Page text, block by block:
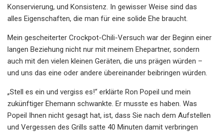
Konservierung, und Konsistenz. In gewisser Weise sind das
alles Eigenschaften, die man für eine solide Ehe braucht.
Mein gescheiterter Crockpot-Chili-Versuch war der Beginn einer
langen Beziehung nicht nur mit meinem Ehepartner, sondern
auch mit den vielen kleinen Geräten, die uns prägen würden –
und uns das eine oder andere übereinander beibringen würden.
„Stell es ein und vergiss es!“ erklärte Ron Popeil und mein
zukünftiger Ehemann schwankte. Er musste es haben. Was
Popeil Ihnen nicht gesagt hat, ist, dass Sie nach dem Aufstellen
und Vergessen des Grills satte 40 Minuten damit verbringen